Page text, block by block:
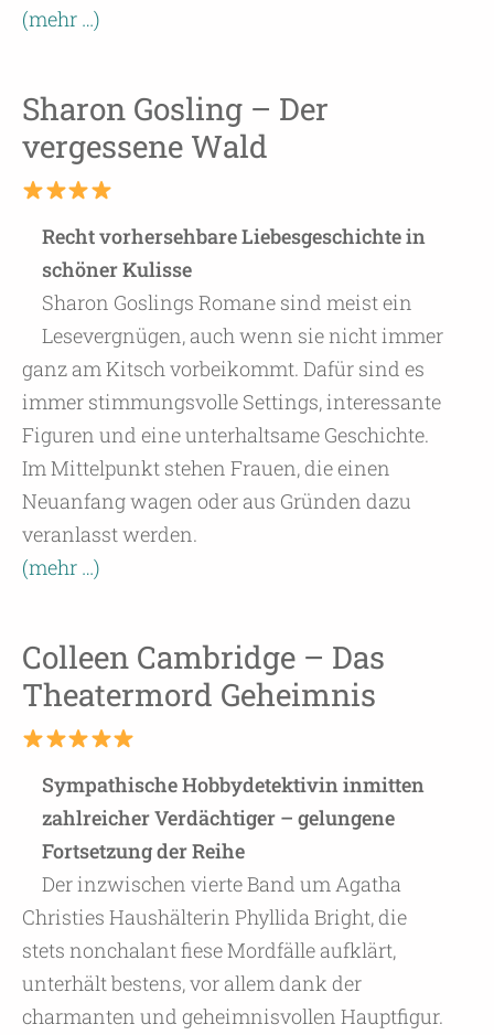
(mehr …)
Sharon Gosling – Der
vergessene Wald
Recht vorhersehbare Liebesgeschichte in
schöner Kulisse
Sharon Goslings Romane sind meist ein
Lesevergnügen, auch wenn sie nicht immer
ganz am Kitsch vorbeikommt. Dafür sind es
immer stimmungsvolle Settings, interessante
Figuren und eine unterhaltsame Geschichte.
Im Mittelpunkt stehen Frauen, die einen
Neuanfang wagen oder aus Gründen dazu
veranlasst werden.
(mehr …)
Colleen Cambridge – Das
Theatermord Geheimnis
Sympathische Hobbydetektivin inmitten
zahlreicher Verdächtiger – gelungene
Fortsetzung der Reihe
Der inzwischen vierte Band um Agatha
Christies Haushälterin Phyllida Bright, die
stets nonchalant fiese Mordfälle aufklärt,
unterhält bestens, vor allem dank der
charmanten und geheimnisvollen Hauptfigur.